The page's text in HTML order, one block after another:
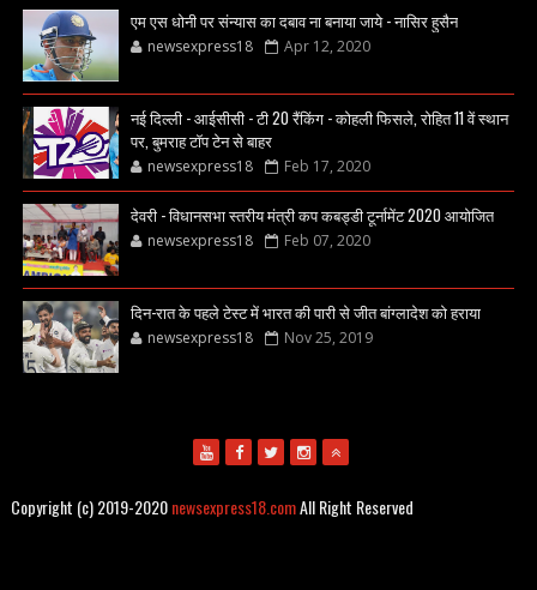
एम एस धोनी पर संन्यास का दबाव ना बनाया जाये - नासिर हुसैन
newsexpress18 Apr 12, 2020
नई दिल्ली - आईसीसी - टी 20 रैंकिंग - कोहली फिसले, रोहित 11 वें स्थान
पर, बुमराह टॉप टेन से बाहर
newsexpress18 Feb 17, 2020
देवरी - विधानसभा स्तरीय मंत्री कप कबड्डी टूर्नामेंट 2020 आयोजित
newsexpress18 Feb 07, 2020
दिन-रात के पहले टेस्ट में भारत की पारी से जीत बांग्लादेश को हराया
newsexpress18 Nov 25, 2019
Copyright (c) 2019-2020newsexpress18.comAll Right Reserved